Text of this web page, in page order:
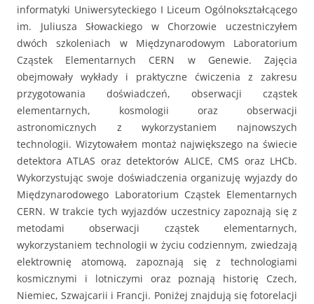
informatyki Uniwersyteckiego I Liceum Ogólnokształcącego
im. Juliusza Słowackiego w Chorzowie uczestniczyłem
dwóch szkoleniach w Międzynarodowym Laboratorium
Cząstek Elementarnych CERN w Genewie. Zajęcia
obejmowały wykłady i praktyczne ćwiczenia z zakresu
przygotowania doświadczeń, obserwacji cząstek
elementarnych, kosmologii oraz obserwacji
astronomicznych z wykorzystaniem najnowszych
technologii. Wizytowałem montaż największego na świecie
detektora ATLAS oraz detektorów ALICE, CMS oraz LHCb.
Wykorzystując swoje doświadczenia organizuję wyjazdy do
Międzynarodowego Laboratorium Cząstek Elementarnych
CERN. W trakcie tych wyjazdów uczestnicy zapoznają się z
metodami obserwacji cząstek elementarnych,
wykorzystaniem technologii w życiu codziennym, zwiedzają
elektrownię atomową, zapoznają się z technologiami
kosmicznymi i lotniczymi oraz poznają historię Czech,
Niemiec, Szwajcarii i Francji. Poniżej znajdują się fotorelacji